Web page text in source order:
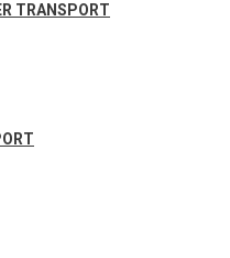
TRANSPORT